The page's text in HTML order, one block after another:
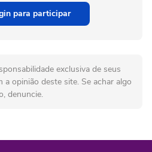
para participar
exclusiva de seus
a opinião deste site. Se achar algo
denuncie.